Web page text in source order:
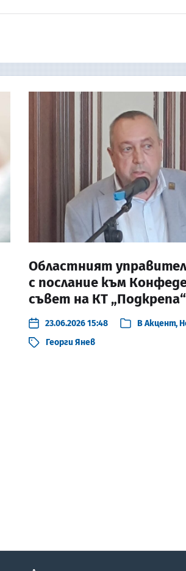
Областният
с послание към
съвет на КТ „Подкрепа“
23.06.2026 15:48 ВАкцент,
Георги Янев